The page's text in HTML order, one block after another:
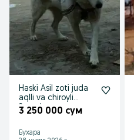
Haski Asil zoti juda
aqlli va chiroyli
2yooshar
3 250 000 сум
Бухара